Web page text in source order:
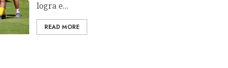
logra e...
READ MORE